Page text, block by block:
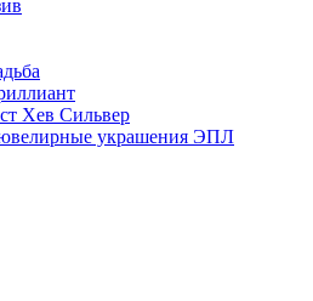
Хев Сильвер
украшения ЭПЛ